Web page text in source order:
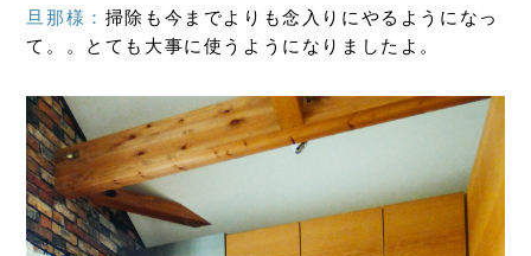
旦那様： 掃除も今までよりも念入りにやるようになっ
て。。とても大事に使うようになりましたよ。